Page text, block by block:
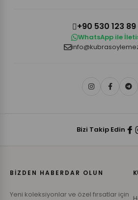
+90 530 123
WhatsApp ile
Bizi Takip Edin
BİZDEN HABERDAR OLUN
Yeni koleksiyonlar ve özel fırsatlar için